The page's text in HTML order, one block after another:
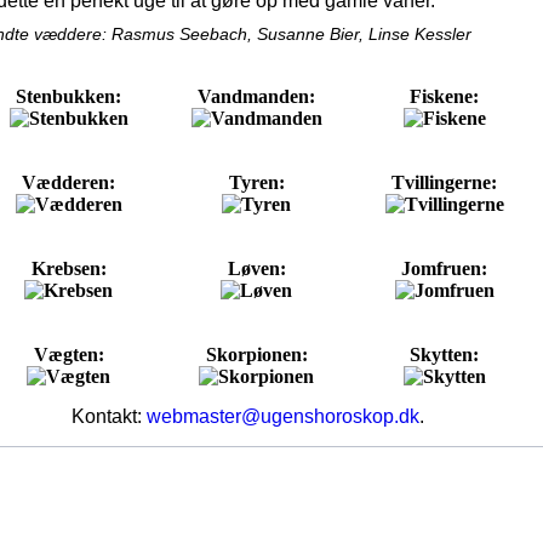
væddere: Rasmus Seebach, Susanne Bier, Linse Kessler
Stenbukken: Vandmanden: Fiskene:
Vædderen: Tyren: Tvillingerne:
Krebsen: Løven: Jomfruen:
Vægten: Skorpionen: Skytten:
Kontakt: webmaster@ugenshoroskop.dk.